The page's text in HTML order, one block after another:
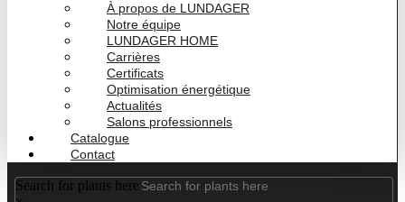
À propos de LUNDAGER
Notre équipe
LUNDAGER HOME
Carrières
Certificats
Optimisation énergétique
Actualités
Salons professionnels
Catalogue
Contact
Search for plants here